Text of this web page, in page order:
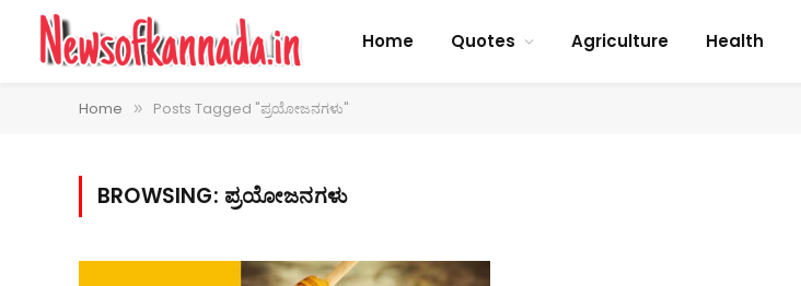
Home Quotes Agriculture Health
Home » Posts Tagged "ಪ್ರಯೋಜನಗಳು"
BROWSING: ಪ್ರಯೋಜನಗಳು